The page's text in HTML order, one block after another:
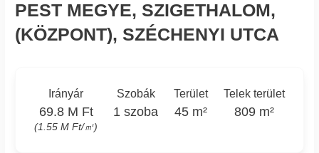
PEST MEGYE, SZIGETHALOM,
(KÖZPONT), SZÉCHENYI UTCA
Irányár
69.8 M Ft
(1.55 M Ft/㎡)
Szobák
1 szoba
Terület
45 m²
Telek terület
809 m²